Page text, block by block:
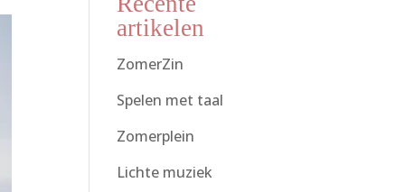
artikelen
ZomerZin
Spelen met taal
Zomerplein
Lichte muziek